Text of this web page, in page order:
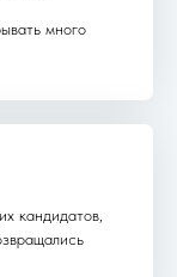
много
кандидатов,